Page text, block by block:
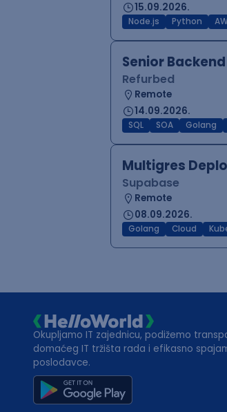
15.09.2026.
Node.js Python
Senior Backend
Refurbed
Remote
14.09.2026.
SQL SOA Golang
Multigres
Supabase
Remote
08.09.2026.
Golang Cloud
Okupljamo IT zajednicu, podižemo
domaćeg IT tržišta rada i efikasno
poslodavce.